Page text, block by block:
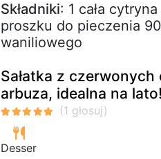
Składniki: 1 cała
proszku do pieczenia
waniliowego
Sałatka z
arbuza, idealna na lato!
Desser